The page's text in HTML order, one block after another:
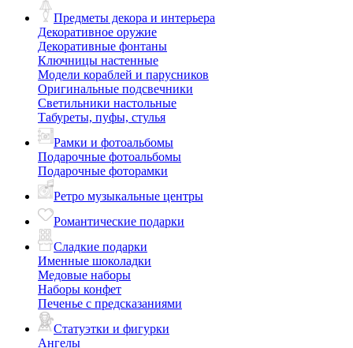
Предметы декора и интерьера
Декоративное оружие
Декоративные фонтаны
Ключницы настенные
Модели кораблей и парусников
Оригинальные подсвечники
Светильники настольные
Табуреты, пуфы, стулья
Рамки и фотоальбомы
Подарочные фотоальбомы
Подарочные фоторамки
Ретро музыкальные центры
Романтические подарки
Сладкие подарки
Именные шоколадки
Медовые наборы
Наборы конфет
Печенье с предсказаниями
Статуэтки и фигурки
Ангелы